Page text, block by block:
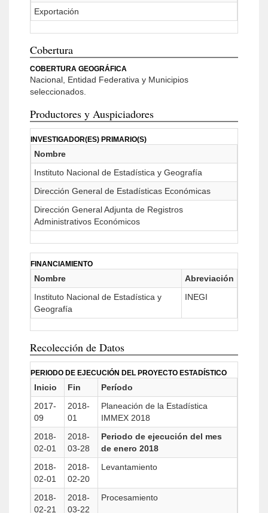
Exportación
Cobertura
COBERTURA GEOGRÁFICA
Nacional, Entidad Federativa y Municipios
seleccionados.
Productores y Auspiciadores
INVESTIGADOR(ES) PRIMARIO(S)
Nombre
Instituto Nacional de Estadística y Geografía
Dirección General de Estadísticas Económicas
Dirección General Adjunta de Registros
Administrativos Económicos
FINANCIAMIENTO
Nombre
Abreviación
Instituto Nacional de Estadística y
Geografía
INEGI
Recolección de Datos
PERIODO DE EJECUCIÓN DEL PROYECTO ESTADÍSTICO
Inicio Fin
Período
2017-
09
2018-
01
Planeación de la Estadística
IMMEX 2018
2018-
02-01
2018-
03-28
Periodo de ejecución del mes
de enero 2018
2018-
02-01
2018-
02-20
Levantamiento
2018-
02-21
2018-
03-22
Procesamiento